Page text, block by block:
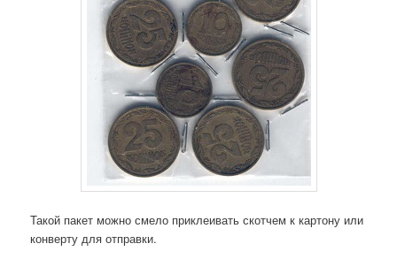
Такой пакет можно смело приклеивать скотчем к картону или
конверту для отправки.